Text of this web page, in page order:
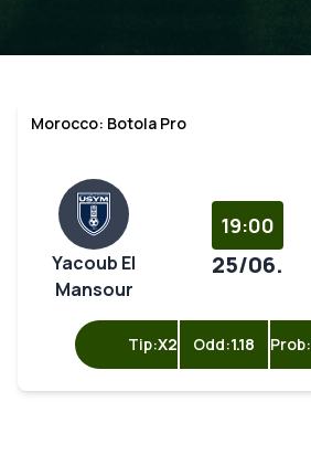
Morocco: Botola Pro
Yacoub El
Mansour
19:00
25/06.
Tip:X2 Odd:1.18 Prob: